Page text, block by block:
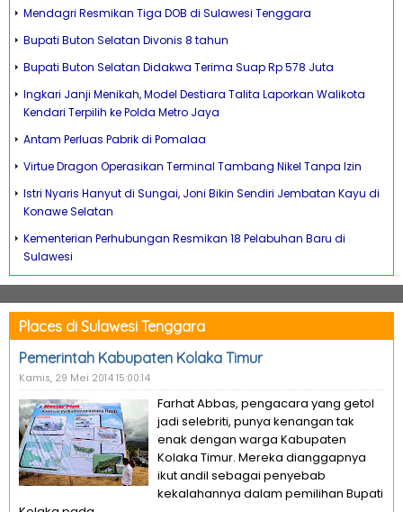
Mendagri Resmikan Tiga DOB di Sulawesi Tenggara
Bupati Buton Selatan Divonis 8 tahun
Bupati Buton Selatan Didakwa Terima Suap Rp 578 Juta
Ingkari Janji Menikah, Model Destiara Talita Laporkan Walikota
Kendari Terpilih ke Polda Metro Jaya
Antam Perluas Pabrik di Pomalaa
Virtue Dragon Operasikan Terminal Tambang Nikel Tanpa Izin
Istri Nyaris Hanyut di Sungai, Joni Bikin Sendiri Jembatan Kayu di
Konawe Selatan
Kementerian Perhubungan Resmikan 18 Pelabuhan Baru di
Sulawesi
Places di Sulawesi Tenggara
Pemerintah Kabupaten Kolaka Timur
Kamis, 29 Mei 2014 15:00:14
Farhat Abbas, pengacara yang getol
jadi selebriti, punya kenangan tak
enak dengan warga Kabupaten
Kolaka Timur. Mereka dianggapnya
ikut andil sebagai penyebab
kekalahannya dalam pemilihan Bupati